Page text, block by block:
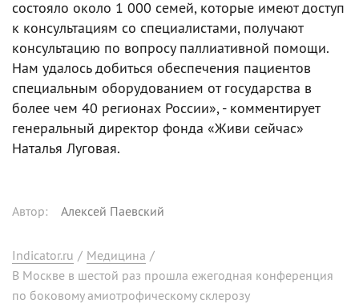
состояло около 1 000 семей, которые имеют доступ
к консультациям со специалистами, получают
консультацию по вопросу паллиативной помощи.
Нам удалось добиться обеспечения пациентов
специальным оборудованием от государства в
более чем 40 регионах России», - комментирует
генеральный директор фонда «Живи сейчас»
Наталья Луговая.
Автор: Алексей Паевский
Indicator.ru / Медицина /
В Москве в шестой раз прошла ежегодная конференция
по боковому амиотрофическому склерозу